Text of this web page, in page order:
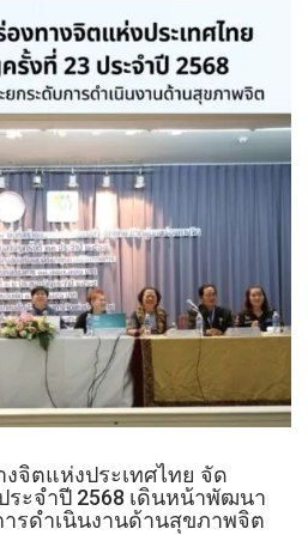
จิตแห่งประเทศไทย จัด
ะจำปี 2568 เดินหน้าพัฒนา
รดำเนินงานด้านสุขภาพจิต